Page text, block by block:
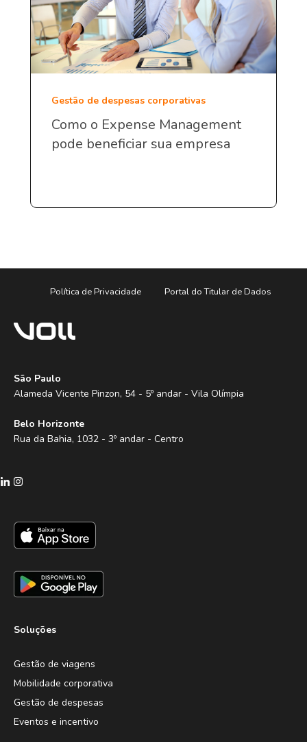
Gestão de despesas corporativas
Como o Expense Management
pode beneficiar sua empresa
Política de Privacidade Portal do Titular de Dados
São Paulo
Alameda Vicente Pinzon, 54 - 5º andar - Vila Olímpia
Belo Horizonte
Rua da Bahia, 1032 - 3º andar - Centro
Soluções
Gestão de viagens
Mobilidade corporativa
Gestão de despesas
Eventos e incentivo